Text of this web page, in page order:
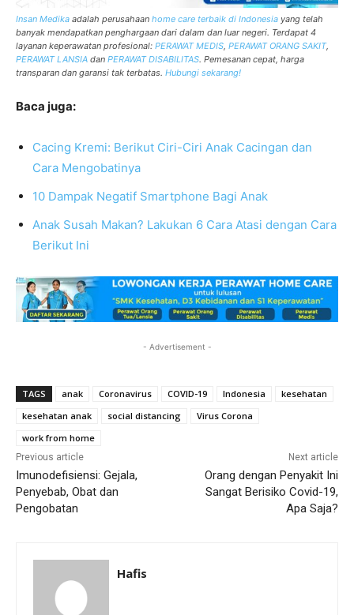
Insan Medika adalah perusahaan home care terbaik di Indonesia yang telah
banyak mendapatkan penghargaan dari dalam dan luar negeri. Terdapat 4
layanan keperawatan profesional: PERAWAT MEDIS PERAWAT ORANG SAKIT,
PERAWAT LANSIA dan PERAWAT DISABILITAS. Pemesanan cepat, harga
transparan dan garansi tak terbatas. Hubungi sekarang!
Baca juga:
Cacing Kremi: Berikut Ciri-Ciri Anak Cacingan dan
Cara Mengobatinya
10 Dampak Negatif Smartphone Bagi Anak
Anak Susah Makan? Lakukan 6 Cara Atasi dengan Cara
Berikut Ini
- Advertisement -
TAGS anak Coronavirus COVID-19 Indonesia
kesehatan
kesehatan anak
social distancing
Virus Corona
work from home
Previous article
Imunodefisiensi: Gejala,
Penyebab, Obat dan
Pengobatan
Next article
Orang dengan Penyakit Ini
Sangat Berisiko Covid-19,
Apa Saja?
Hafis